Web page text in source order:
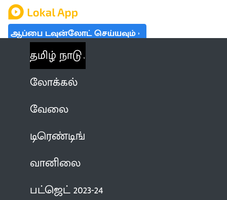
ஆப்பை டவுன்லோட் செய்யவும்
தமிழ் நாடு
லோக்கல்
வேலை
டிரெண்டிங்
வானிலை
பட்ஜெட் 2023-24